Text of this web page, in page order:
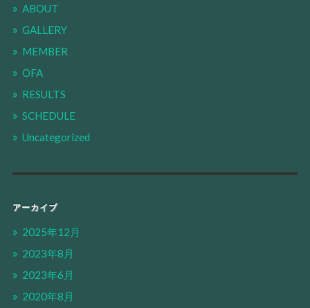
ABOUT
GALLERY
MEMBER
OFA
RESULTS
SCHEDULE
Uncategorized
アーカイブ
2025年12月
2023年8月
2023年6月
2020年8月